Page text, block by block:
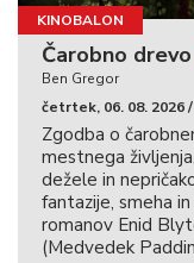
KINOBALON
Čarobno drevo
Ben Gregor
četrtek, 06. 08. 2026
Zgodba o
mestnega
dežele in
fantazije, smeha
romanov Enid
(Medvedek